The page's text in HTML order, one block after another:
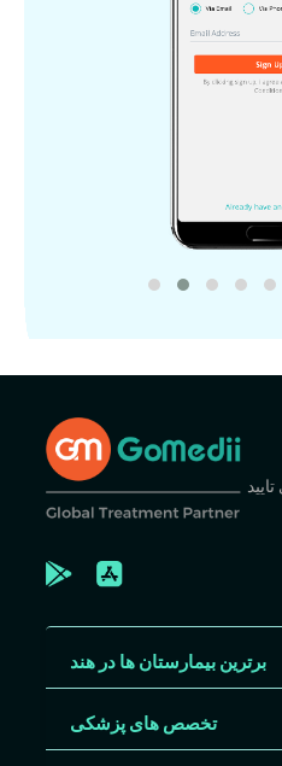
برترین بیمارستان ها در هند
تخصص های پزشکی